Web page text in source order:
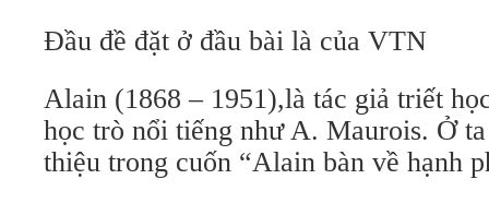
Đầu đề đặt ở đầu bài là của VTN
Alain (1868 – 1951),là tác giả triết
học trò nổi tiếng như A. Maurois. Ở
thiệu trong cuốn “Alain bàn về hạnh